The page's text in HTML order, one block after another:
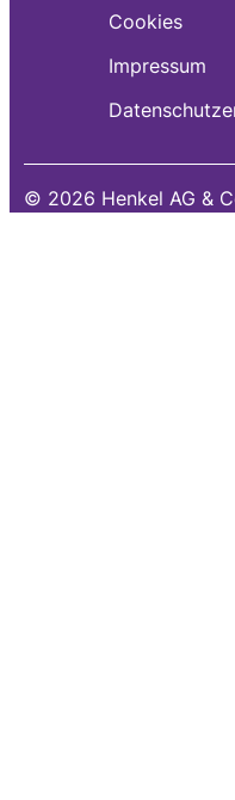
Cookies
Impressum
© 2026 Henkel AG &